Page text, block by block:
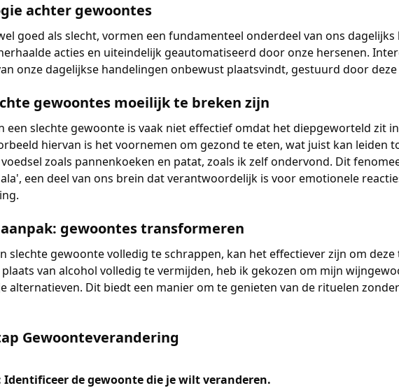
achter gewoontes
goed als slecht, vormen een fundamenteel onderdeel van ons dagelijks
acties en uiteindelijk geautomatiseerd door onze hersenen.
onze dagelijkse handelingen onbewust plaatsvindt, gestuurd door
gewoontes moeilijk te breken zijn
een slechte gewoonte is vaak niet effectief omdat het diepgeworteld zit
hiervan is het voornemen om gezond te eten, wat juist kan leiden
zoals pannenkoeken en patat, zoals ik zelf ondervond. Dit
een deel van ons brein dat verantwoordelijk is voor emotionele
gewoontes transformeren
slechte gewoonte volledig te schrappen, kan het effectiever zijn om
van alcohol volledig te vermijden, heb ik gekozen om mijn
alternatieven. Dit biedt een manier om te genieten van de rituelen
Gewoonteverandering
Identificeer de gewoonte die je wilt veranderen.